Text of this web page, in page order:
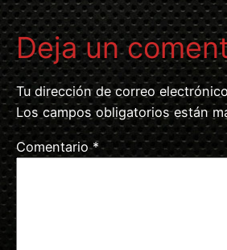
Deja un
Tu dirección de correo
Los campos obligatorios están
Comentario*